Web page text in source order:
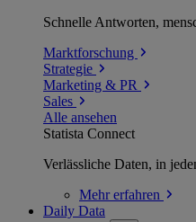
Schnelle Antworten,
Marktforschung
Strategie
Marketing & PR
Sales
Alle ansehen
Statista Connect
Verlässliche Daten, in
Mehrerfahren
Daily Data